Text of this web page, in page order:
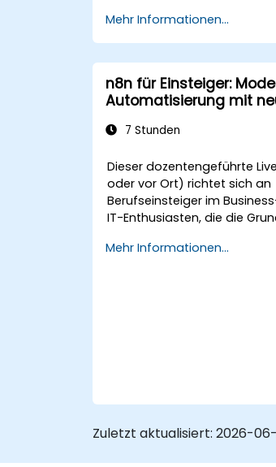
verbinden.
Automatisierte
Interaktionsmonitoring
Kundensegmentierung
um Zeit zu sparen und
Mehr Informationen...
n8n für Einsteiger:
Automatisierung mit
7 Stunden
Dieser dozentengeführte
oder vor Ort) richtet sich an
Berufseinsteiger im
IT-Enthusiasten, die die
intelligentere
Mehr Informationen...
Zuletzt aktualisiert: 2026-